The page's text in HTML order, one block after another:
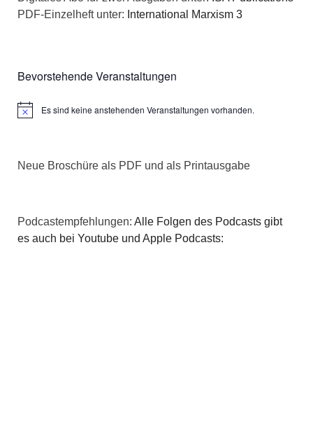
PDF-Einzelheft unter: International Marxism 3
Bevorstehende Veranstaltungen
HinweisEs sind keine anstehenden Veranstaltungen vorhanden.
Neue Broschüre als PDF und als Printausgabe
Podcastempfehlungen: Alle Folgen des Podcasts gibt
es auch bei Youtube und Apple Podcasts: